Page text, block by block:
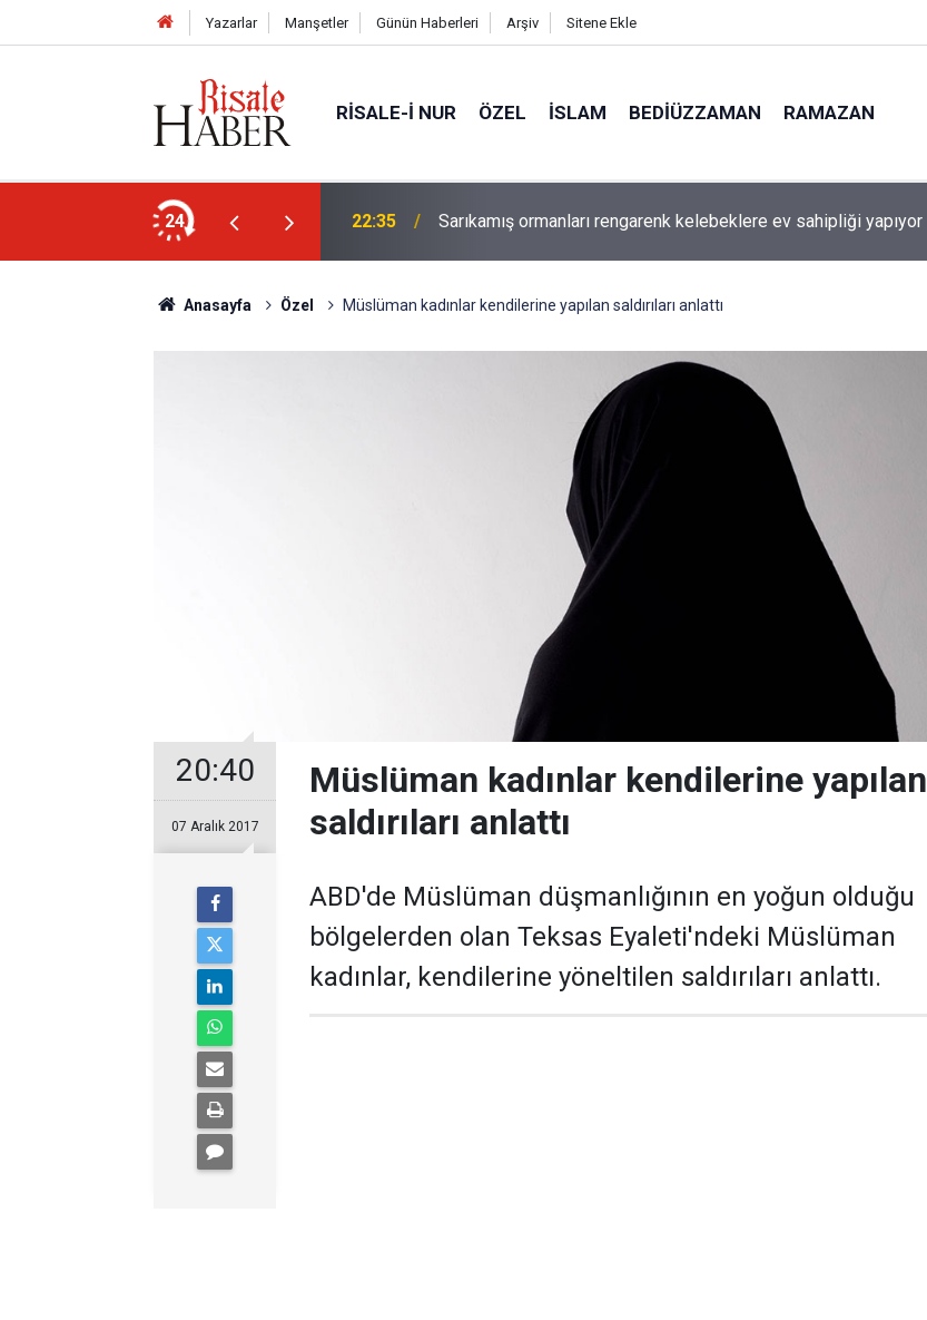
Yazarlar Manşetler Günün Haberleri Arşiv Sitene Ekle
RISALE-I NUR ÖZEL İSLAM BEDIÜZZAMAN RAMAZAN
24
(a.s.m.) nuru çıksa, kâinat vefat edecek 22:35 Sarıkamış ormanları rengarenk kelebeklere ev sahipliği yapıyor
Anasayfa Özel Müslüman kadınlar kendilerine yapılan saldırıları anlattı
20:40
07 Aralık 2017
Müslüman kadınlar kendilerine yapılan
saldırıları anlattı
ABD'de Müslüman düşmanlığının en yoğun olduğu
bölgelerden olan Teksas Eyaleti'ndeki Müslüman
kadınlar, kendilerine yöneltilen saldırıları anlattı.